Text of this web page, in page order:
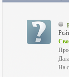
На